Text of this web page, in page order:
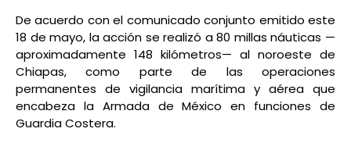
De acuerdo con el comunicado conjunto emitido este
18 de mayo, la acción se realizó a 80 millas náuticas —
aproximadamente 148 kilómetros— al noroeste de
Chiapas, como parte de las operaciones
permanentes de vigilancia marítima y aérea que
encabeza la Armada de México en funciones de
Guardia Costera.